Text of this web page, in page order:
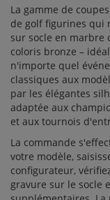
La gamme de coupes
de golf figurines qui
sur socle en marbre
coloris bronze –
n'importe quel
classiques aux
par les élégantes
adaptée aux
et aux tournois
La commande
votre modèle,
configurateur,
gravure sur le socle